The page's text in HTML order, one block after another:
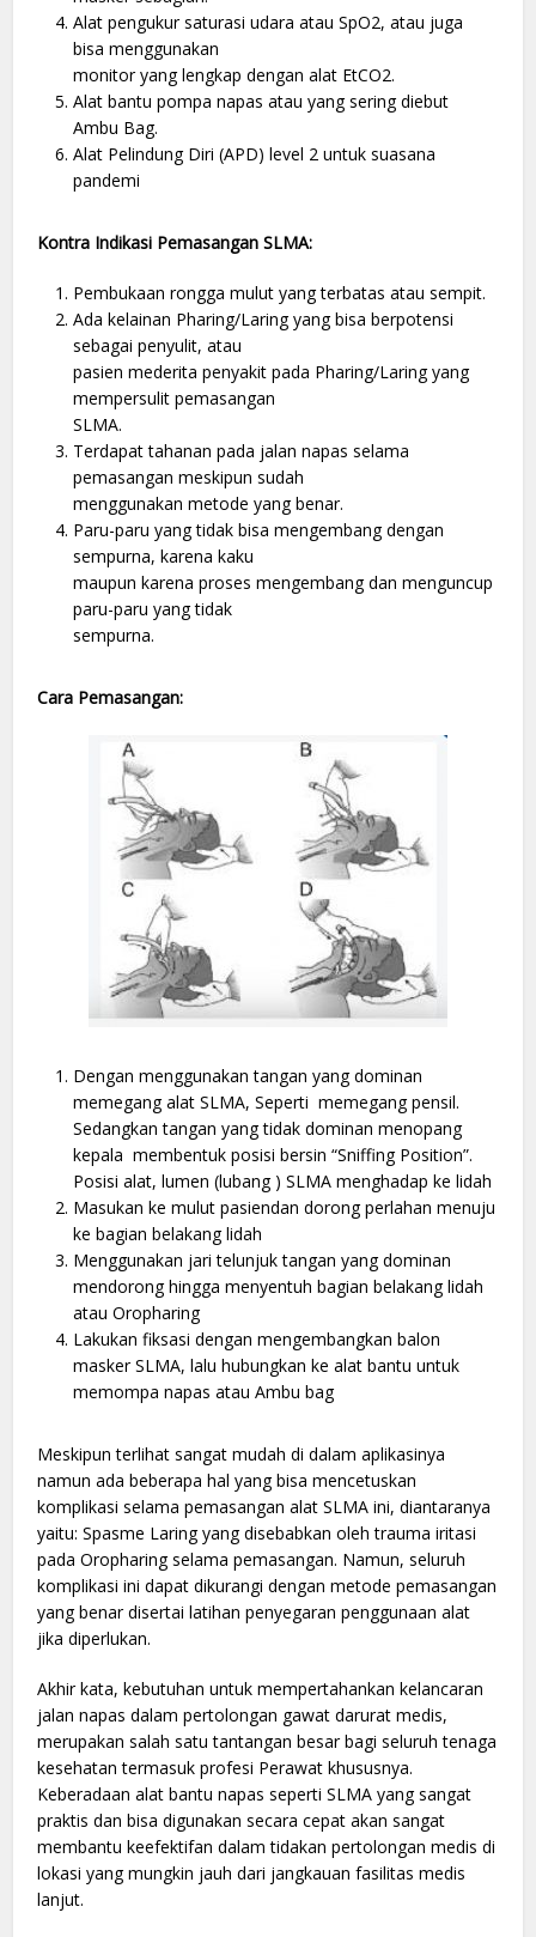
Alat pengukur saturasi udara atau SpO2, atau juga
bisa menggunakan
monitor yang lengkap dengan alat EtCO2.
Alat bantu pompa napas atau yang sering diebut
Ambu Bag.
Alat Pelindung Diri (APD) level 2 untuk suasana
pandemi
Kontra Indikasi Pemasangan SLMA:
Pembukaan rongga mulut yang terbatas atau sempit.
Ada kelainan Pharing/Laring yang bisa berpotensi
sebagai penyulit, atau
pasien mederita penyakit pada Pharing/Laring yang
mempersulit pemasangan
SLMA.
Terdapat tahanan pada jalan napas selama
pemasangan meskipun sudah
menggunakan metode yang benar.
Paru-paru yang tidak bisa mengembang dengan
sempurna, karena kaku
maupun karena proses mengembang dan menguncup
paru-paru yang tidak
sempurna.
Cara Pemasangan:
Dengan menggunakan tangan yang dominan
memegang alat SLMA, Seperti memegang pensil.
Sedangkan tangan yang tidak dominan menopang
kepala membentuk posisi bersin “Sniffing Position”.
Posisi alat, lumen (lubang ) SLMA menghadap ke lidah
Masukan ke mulut pasiendan dorong perlahan menuju
ke bagian belakang lidah
Menggunakan jari telunjuk tangan yang dominan
mendorong hingga menyentuh bagian belakang lidah
atau Oropharing
Lakukan fiksasi dengan mengembangkan balon
masker SLMA, lalu hubungkan ke alat bantu untuk
memompa napas atau Ambu bag
Meskipun terlihat sangat mudah di dalam aplikasinya
namun ada beberapa hal yang bisa mencetuskan
komplikasi selama pemasangan alat SLMA ini, diantaranya
yaitu: Spasme Laring yang disebabkan oleh trauma iritasi
pada Oropharing selama pemasangan. Namun, seluruh
komplikasi ini dapat dikurangi dengan metode pemasangan
yang benar disertai latihan penyegaran penggunaan alat
jika diperlukan.
Akhir kata, kebutuhan untuk mempertahankan kelancaran
jalan napas dalam pertolongan gawat darurat medis,
merupakan salah satu tantangan besar bagi seluruh tenaga
kesehatan termasuk profesi Perawat khususnya.
Keberadaan alat bantu napas seperti SLMA yang sangat
praktis dan bisa digunakan secara cepat akan sangat
membantu keefektifan dalam tidakan pertolongan medis di
lokasi yang mungkin jauh dari jangkauan fasilitas medis
lanjut.